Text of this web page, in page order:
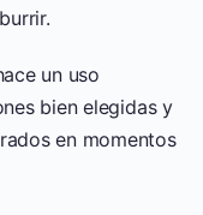
un uso
bien elegidas y
en momentos